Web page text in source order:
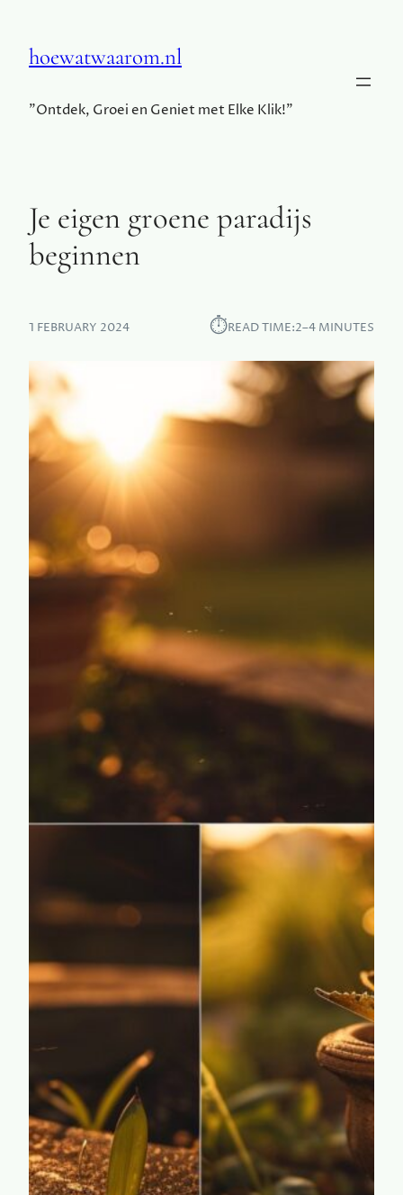
hoewatwaarom.nl
"Ontdek, Groei en Geniet met Elke Klik!"
Je eigen groene paradijs
beginnen
1 FEBRUARY 2024 ⏱︎READ TIME:2–4 MINUTES